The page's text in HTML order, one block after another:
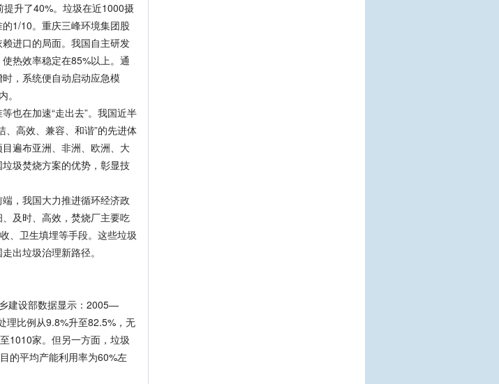
升了40%。垃圾在近1000摄
1/10。重庆三峰环境集团股
进口的局面。我国自主研发
热效率稳定在85%以上。通
，系统便自动启动应急模
也在加速“走出去”。我国近半
、高效、兼容、和谐”的先进体
遍布亚洲、非洲、欧洲、大
圾焚烧方案的优势，彰显技
，我国大力推进循环经济政
及时、高效，焚烧厂主要吃
、卫生填埋等手段。这些垃圾
出垃圾治理新路径。
建设部数据显示：2005—
理比例从9.8%升至82.5%，无
1010家。但另一方面，垃圾
的平均产能利用率为60%左